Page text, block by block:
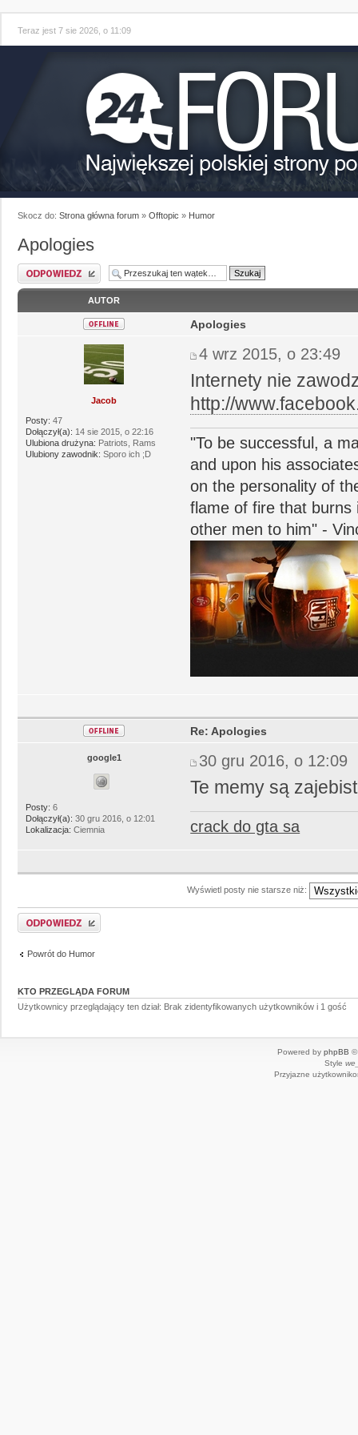
Teraz jest 7 sie 2026, o 11:09
Skocz do: Strona główna forum » Offtopic » Humor
Apologies
AUTOR
Jacob
Posty: 47
Dołączył(a): 14 sie 2015, o 22:16
Ulubiona drużyna: Patriots, Rams
Ulubiony zawodnik: Sporo ich ;D
Apologies
4 wrz 2015, o 23:49
Internety nie
http://
"To be successful, a
and upon his
on the personality of
flame of fire that burns
other men to him" -
google1
Posty: 6
Dołączył(a): 30 gru 2016, o 12:01
Lokalizacja: Ciemnia
Re: Apologies
30 gru 2016, o 12:09
Te memy są
crack do gta sa
Wyświetl posty nie starsze niż:
Powrót do Humor
KTO PRZEGLĄDA FORUM
Użytkownicy przeglądający ten dział: Brak zidentyfikowanych użytkowników i 1 gość
Powered by phpBB ©
Style
Przyjazne